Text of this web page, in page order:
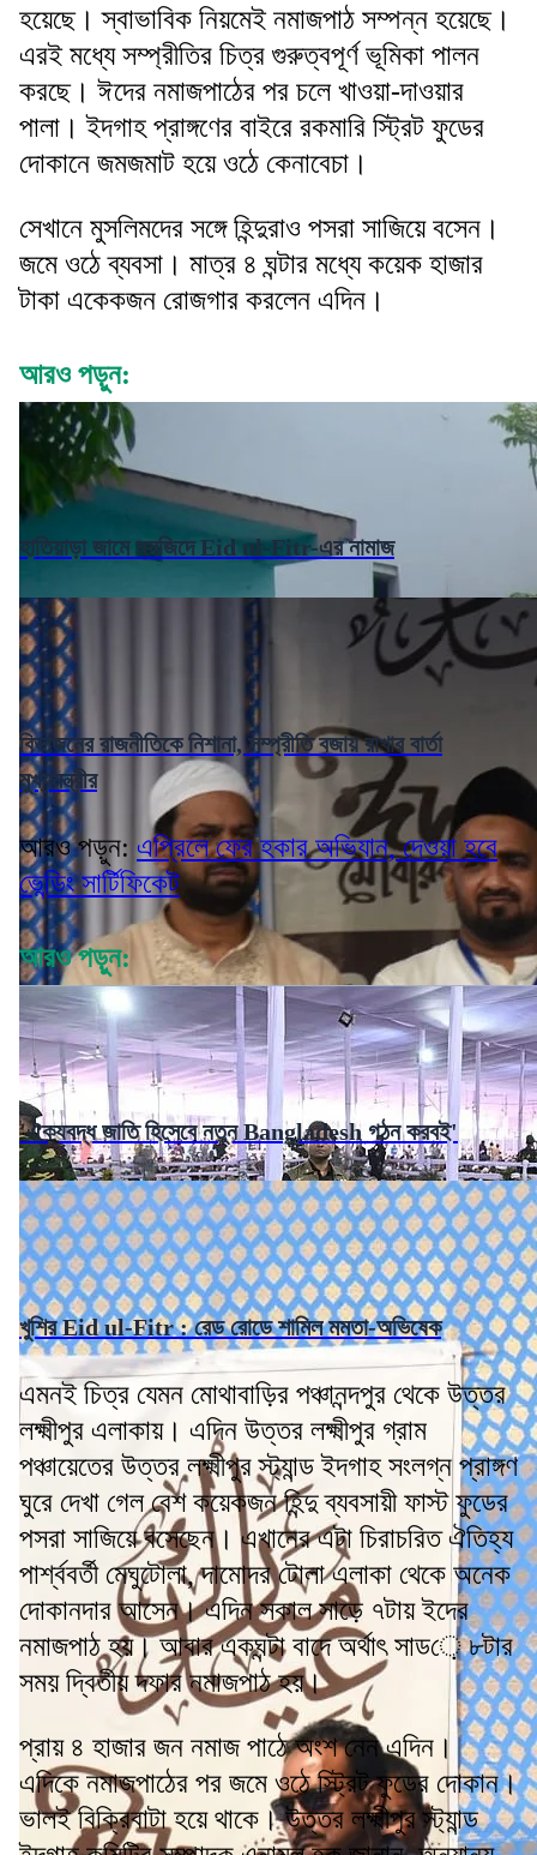
হয়েছে। স্বাভাবিক নিয়মেই নমাজপাঠ সম্পন্ন হয়েছে।
এরই মধ্যে সম্প্রীতির চিত্র গুরুত্বপূর্ণ ভূমিকা পালন
করছে। ঈদের নমাজপাঠের পর চলে খাওয়া-‌দাওয়ার
পালা। ইদগাহ প্রাঙ্গণের বাইরে রকমারি স্ট্রিট ফুডের
দোকানে জমজমাট হয়ে ওঠে কেনাবেচা।
সেখানে মুসলিমদের সঙ্গে হিন্দুরাও পসরা সাজিয়ে বসেন।
জমে ওঠে ব্যবসা। মাত্র ৪ ঘন্টার মধ্যে কয়েক হাজার
টাকা একেকজন রোজগার করলেন এদিন।
আরও পড়ুন:
হাতিয়াড়া জামে মসজিদে Eid ul-Fitr-এর নামাজ
বিভাজনের রাজনীতিকে নিশানা, সম্প্রীতি বজায় রাখার বার্তা
মুখ্যমন্ত্রীর
আরও পড়ুন: এপ্রিলে ফের হকার অভিযান, দেওয়া হবে
ভেন্ডিং সার্টিফিকেট
আরও পড়ুন:
'ঐক্যবদ্ধ জাতি হিসেবে নতুন Bangladesh গঠন করবই'
খুশির Eid ul-Fitr : রেড রোডে শামিল মমতা-অভিষেক
এমনই চিত্র যেমন মোথাবাড়ির পঞ্চানন্দপুর থেকে উত্তর
লক্ষ্মীপুর এলাকায়। এদিন উত্তর লক্ষ্মীপুর গ্রাম
পঞ্চায়েতের উত্তর লক্ষ্মীপুর স্ট্যান্ড ইদগাহ সংলগ্ন প্রাঙ্গণ
ঘুরে দেখা গেল বেশ কয়েকজন হিন্দু ব্যবসায়ী ফাস্ট ফুডের
পসরা সাজিয়ে বসেছেন। এখানের এটা চিরাচরিত ঐতিহ্য
পার্শ্ববর্তী মেঘুটোলা, দামোদর টোলা এলাকা থেকে অনেক
দোকানদার আসেন। এদিন সকাল সাড়ে ৭টায় ইদের
নমাজপাঠ হয়। আবার একঘন্টা বাদে অর্থাৎ সাড়ে ৮টার
সময় দ্বিতীয় দফার নমাজপাঠ হয়।
প্রায় ৪ হাজার জন নমাজ পাঠে অংশ নেন এদিন।
এদিকে নমাজপাঠের পর জমে ওঠে স্ট্রিট ফুডের দোকান।
ভালই বিক্রিবাটা হয়ে থাকে। উত্তর লক্ষ্মীপুর স্ট্যান্ড